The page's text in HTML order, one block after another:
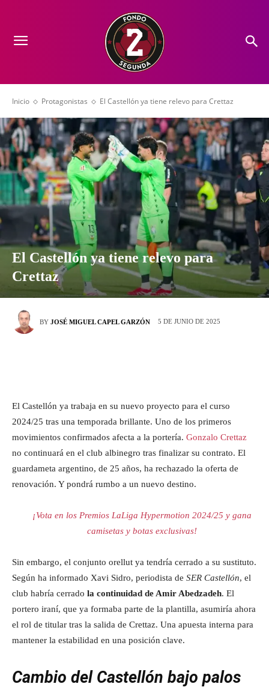
Inicio Protagonistas El Castellón ya tiene relevo para Crettaz
El Castellón ya tiene relevo para
Crettaz
BY JOSÉ MIGUEL CAPEL GARZÓN 5 DE JUNIO DE 2025
El Castellón ya trabaja en su nuevo proyecto para el curso
2024/25 tras una temporada brillante. Uno de los primeros
movimientos confirmados afecta a la portería. Gonzalo Crettaz
no continuará en el club albinegro tras finalizar su contrato. El
guardameta argentino, de 25 años, ha rechazado la oferta de
renovación. Y pondrá rumbo a un nuevo destino.
¡Vota en los Premios LaLiga Hypermotion 2024/25 y gana
camisetas y botas exclusivas!
Sin embargo, el conjunto orellut ya tendría cerrado a su sustituto.
Según ha informado Xavi Sidro, periodista de SER Castellón, el
club habría cerrado la continuidad de Amir Abedzadeh. El
portero iraní, que ya formaba parte de la plantilla, asumiría ahora
el rol de titular tras la salida de Crettaz. Una apuesta interna para
mantener la estabilidad en una posición clave.
Cambio del Castellón bajo palos